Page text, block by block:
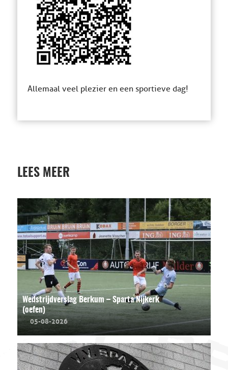
Allemaal veel plezier en een sportieve dag!
LEES MEER
Wedstrijdverslag Berkum – Sparta Nijkerk
(oefen)
05-08-2026